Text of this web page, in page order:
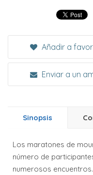
Añadir a
Enviar a un
Sinopsis
Los maratones de
número de
numerosos